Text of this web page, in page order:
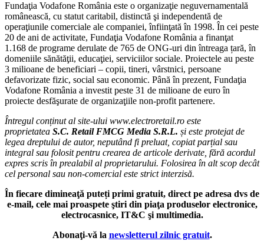
Fundaţia Vodafone România este o organizaţie neguvernamentală
românească, cu statut caritabil, distinctă şi independentă de
operaţiunile comerciale ale companiei, înfiinţată în 1998. În cei peste
20 de ani de activitate, Fundaţia Vodafone România a finanţat
1.168 de programe derulate de 765 de ONG-uri din întreaga țară, în
domeniile sănătăţii, educaţiei, serviciilor sociale. Proiectele au peste
3 milioane de beneficiari – copii, tineri, vârstnici, persoane
defavorizate fizic, social sau economic. Până în prezent, Fundaţia
Vodafone România a investit peste 31 de milioane de euro în
proiecte desfăşurate de organizaţiile non-profit partenere.
Întregul conținut al site-ului www.electroretail.ro este
proprietatea S.C. Retail FMCG Media S.R.L. și este protejat de
legea dreptului de autor, neputând fi preluat, copiat parțial sau
integral sau folosit pentru crearea de articole derivate, fără acordul
expres scris în prealabil al proprietarului. Folosirea în alt scop decât
cel personal sau non-comercial este strict interzisă.
În fiecare dimineaţă puteți primi gratuit, direct pe adresa dvs de
e-mail, cele mai proaspete ştiri din piaţa produselor electronice,
electrocasnice, IT&C şi multimedia.
Abonaţi-vă la newsletterul zilnic gratuit.